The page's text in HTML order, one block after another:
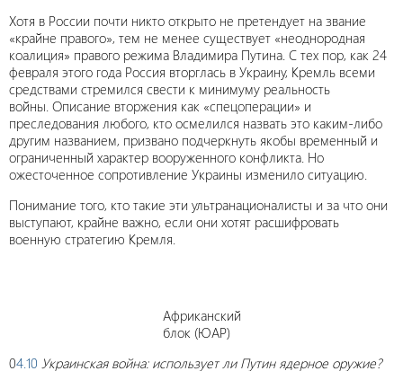
Хотя в России почти никто открыто не претендует на звание
«крайне правого», тем не менее существует «неоднородная
коалиция» правого режима Владимира Путина. С тех пор, как 24
февраля этого года Россия вторглась в Украину, Кремль всеми
средствами стремился свести к минимуму реальность
войны. Описание вторжения как «спецоперации» и
преследования любого, кто осмелился назвать это каким-либо
другим названием, призвано подчеркнуть якобы временный и
ограниченный характер вооруженного конфликта. Но
ожесточенное сопротивление Украины изменило ситуацию.
Понимание того, кто такие эти ультранационалисты и за что они
выступают, крайне важно, если они хотят расшифровать
военную стратегию Кремля.
Африканский
блок (ЮАР)
04.10 Украинская война: использует ли Путин ядерное оружие?